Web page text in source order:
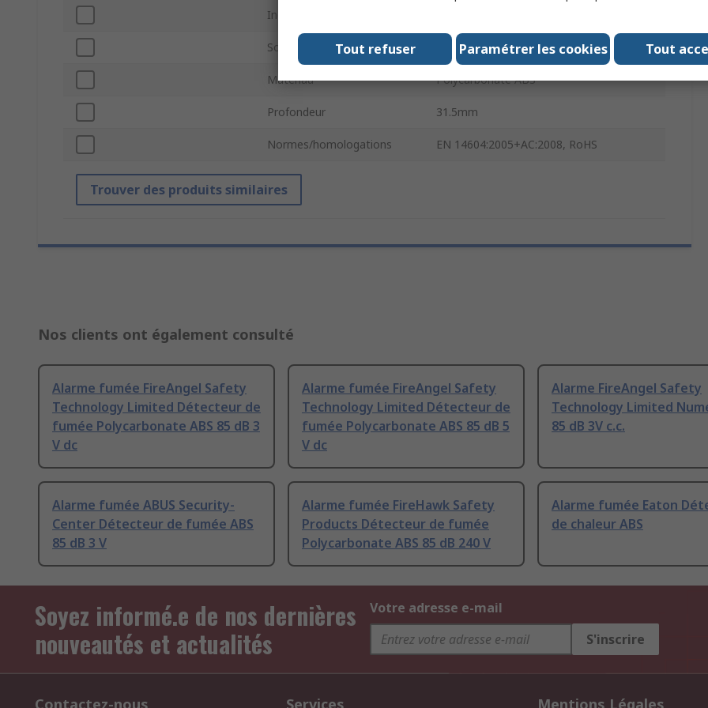
Indicateur de puissance
Source d'alimentation Batterie
Matériau Polycarbonate ABS
Profondeur 31.5mm
Normes/homologations EN 14604:2005+AC:2008, RoHS
Trouver des produits similaires
Nos clients ont également consulté
Alarme fumée FireAngel Safety
Technology Limited Détecteur de
fumée Polycarbonate ABS 85 dB 3
V dc
Alarme fumée FireAngel Safety
Technology Limited Détecteur de
fumée Polycarbonate ABS 85 dB 5
V dc
Alarme FireAngel Safety
Technology Limited
85 dB 3V c.c.
Alarme fumée ABUS Security-
Center Détecteur de fumée ABS
85 dB 3 V
Alarme fumée FireHawk Safety
Products Détecteur de fumée
Polycarbonate ABS 85 dB 240 V
Alarme fumée Eaton
de chaleur ABS
Soyez informé.e de nos dernières
nouveautés et actualités
Votre adresse e-mail
S'inscrire
Tout
Paramétrer les cookies
Tout refuser